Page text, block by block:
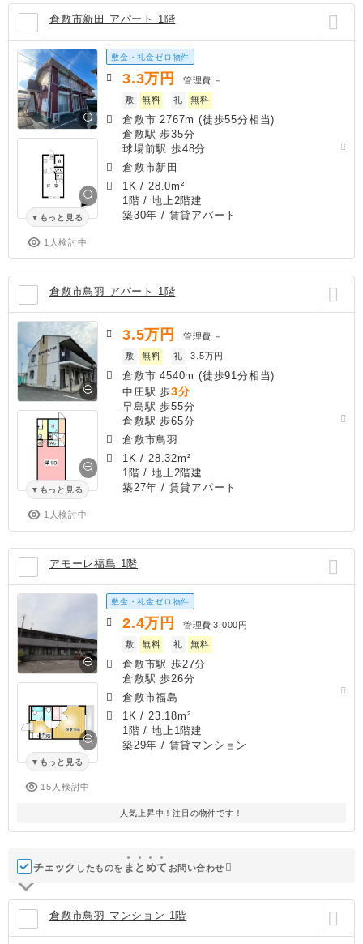
倉敷市新田 アパート 1階
もっと見る
1人検討中
敷金・礼金ゼロ物件
3.3万円 管理費 －
敷
無料 礼 無料
倉敷市 2767m (徒歩55分相当)
倉敷駅 歩35分
球場前駅 歩48分
倉敷市新田
1K / 28.0m²
1階 / 地上2階建
築30年 / 賃貸アパート
倉敷市鳥羽 アパート 1階
もっと見る
1人検討中
3.5万円 管理費 －
敷
無料 礼 3.5万円
倉敷市 4540m (徒歩91分相当)
中庄駅 歩3分
早島駅 歩55分
倉敷駅 歩65分
倉敷市鳥羽
1K / 28.32m²
1階 / 地上2階建
築27年 / 賃貸アパート
アモーレ福島 1階
もっと見る
15人検討中
敷金・礼金ゼロ物件
2.4万円 管理費 3,000円
敷
無料 礼 無料
倉敷市駅 歩27分
倉敷駅 歩26分
倉敷市福島
1K / 23.18m²
1階 / 地上1階建
築29年 / 賃貸マンション
人気上昇中！注目の物件です！
チェック したものを ま と めて お問い合わせ
倉敷市鳥羽 マンション 1階